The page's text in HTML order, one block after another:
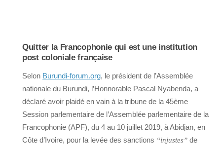
Quitter la Francophonie qui est une institution
post coloniale française
Selon Burundi-forum.org, le président de l’Assemblée
nationale du Burundi, l’Honnorable Pascal Nyabenda, a
déclaré avoir plaidé en vain à la tribune de la 45ème
Session parlementaire de l’Assemblée parlementaire de la
Francophonie (APF), du 4 au 10 juillet 2019, à Abidjan, en
Côte d’Ivoire, pour la levée des sanctions “injustes” de